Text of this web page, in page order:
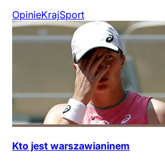
OpinieKrajSport
Kto jest warszawianinem